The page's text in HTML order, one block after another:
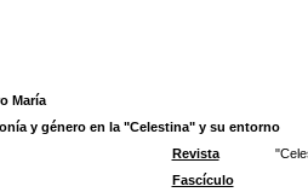
María
y género en la "Celestina" y su entorno
Revista
Fascículo